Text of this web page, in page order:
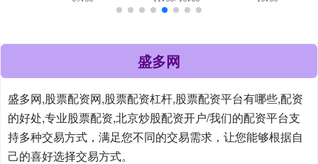
盛多网
盛多网,股票配资网,股票配资杠杆,股票配资平台有哪些,配资
的好处,专业股票配资,北京炒股配资开户/我们的配资平台支
持多种交易方式，满足您不同的交易需求，让您能够根据自
己的喜好选择交易方式。